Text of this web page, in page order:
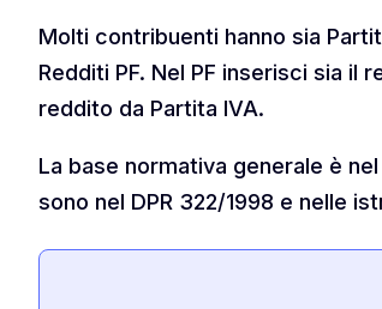
Molti contribuenti hanno sia
Redditi PF. Nel PF inserisci sia il
reddito da Partita IVA.
La base normativa generale è
sono nel DPR 322/1998 e nelle